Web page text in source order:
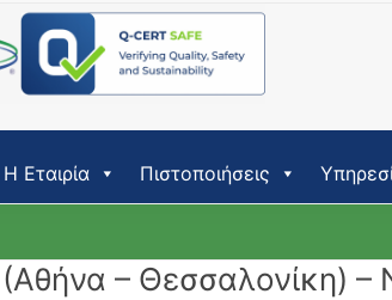
Η Εταιρία Πιστοποιήσεις
(Αθήνα – Θεσσαλονίκη)